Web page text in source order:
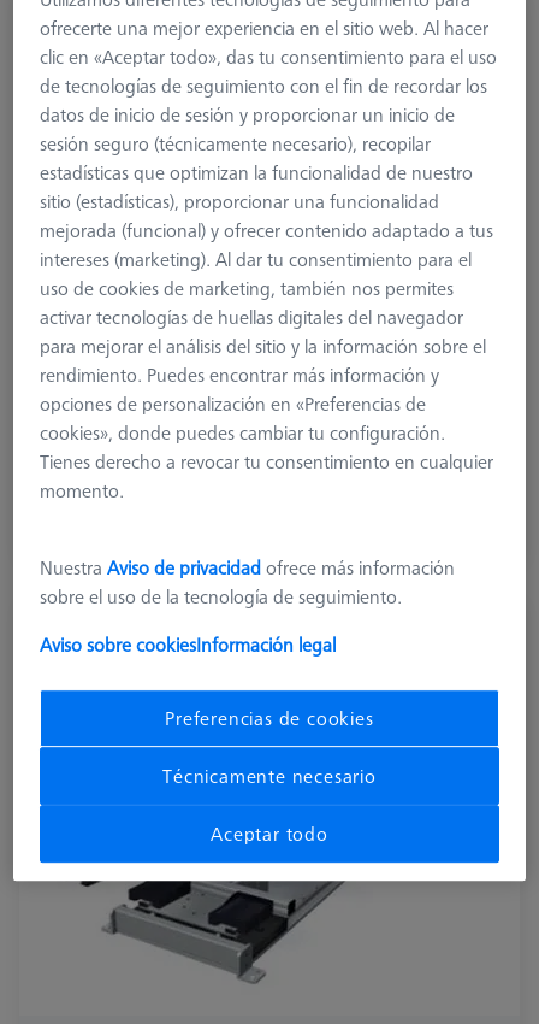
MSR dúplex X=1010, para Centermax
626100-9334-000
6.275,00 €
más el IVA
MSR dúplex X=700
ofrecerte una mejor experiencia en el sitio web. Al hacer
clic en «Aceptar todo», das tu consentimiento para el uso
de tecnologías de seguimiento con el fin de recordar los
datos de inicio de sesión y proporcionar un inicio de
sesión seguro (técnicamente necesario), recopilar
estadísticas que optimizan la funcionalidad de nuestro
sitio (estadísticas), proporcionar una funcionalidad
mejorada (funcional) y ofrecer contenido adaptado a tus
intereses (marketing). Al dar tu consentimiento para el
uso de cookies de marketing, también nos permites
activar tecnologías de huellas digitales del navegador
para mejorar el análisis del sitio y la información sobre el
rendimiento. Puedes encontrar más información y
opciones de personalización en «Preferencias de
cookies», donde puedes cambiar tu configuración.
Tienes derecho a revocar tu consentimiento en cualquier
momento.
NuestraAviso de privacidadofrece más información
sobre el uso de la tecnología de seguimiento.
Aviso sobre cookiesInformación legal
Preferencias de cookies
Técnicamente necesario
Aceptar todo